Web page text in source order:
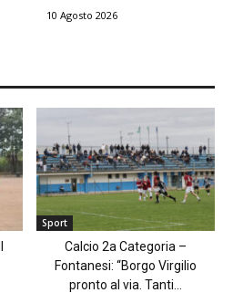
10 Agosto 2026
Sport
Calcio 2a Categoria –
Fontanesi: “Borgo Virgilio
pronto al via. Tanti...